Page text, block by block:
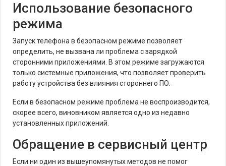
Использование безопасного
режима
Запуск телефона в безопасном режиме позволяет
определить, не вызвана ли проблема с зарядкой
сторонними приложениями. В этом режиме загружаются
только системные приложения, что позволяет проверить
работу устройства без влияния стороннего ПО.
Если в безопасном режиме проблема не воспроизводится,
скорее всего, виновником является одно из недавно
установленных приложений.
Обращение в сервисный центр
Если ни один из вышеупомянутых методов не помог